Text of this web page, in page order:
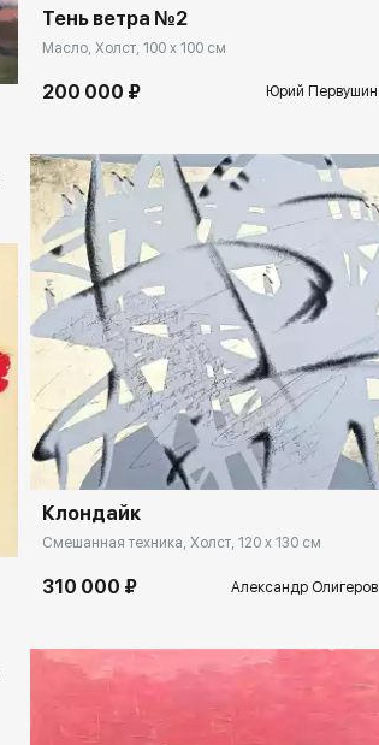
Тень ветра №2
Масло, Холст, 100 x 100 см
200 000 ₽ Юрий Первушин
Домен: ekb.rakovgallery.ru
Клондайк
Смешанная техника, Холст, 120 x 130 см
310 000 ₽ Александр Олигеров